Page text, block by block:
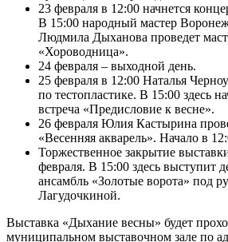
23 февраля в 12:00 начнется
В 15:00 народный мастер
Людмила Дыханова проведет
«Хороводница».
24 февраля – выходной день.
25 февраля в 12:00 Наталья
по тестопластике. В 15:00 здесь
встреча «Предисловие к весне».
26 февраля Юлия Кастырина
«Весенняя акварель». Начало в
Торжественное закрытие
февраля. В 15:00 здесь выступит
ансамбль «Золотые ворота» под
Лагудочкиной.
Выставка «Дыхание весны» будет
муниципальном выставочном зале по